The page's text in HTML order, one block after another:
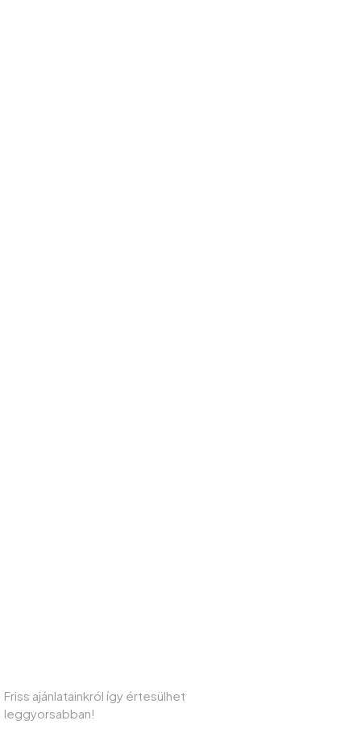
Friss ajánlatainkról így értesülhet
leggyorsabban!